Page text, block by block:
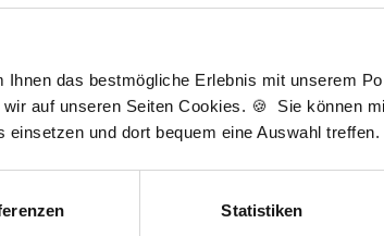
das bestmögliche Erlebnis mit unserem
auf unseren Seiten Cookies. 🍪 Sie können
und dort bequem eine Auswahl treffen.
Statistiken
anfragen